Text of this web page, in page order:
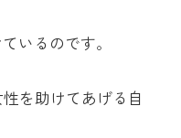
いるのです。
を助けてあげる自